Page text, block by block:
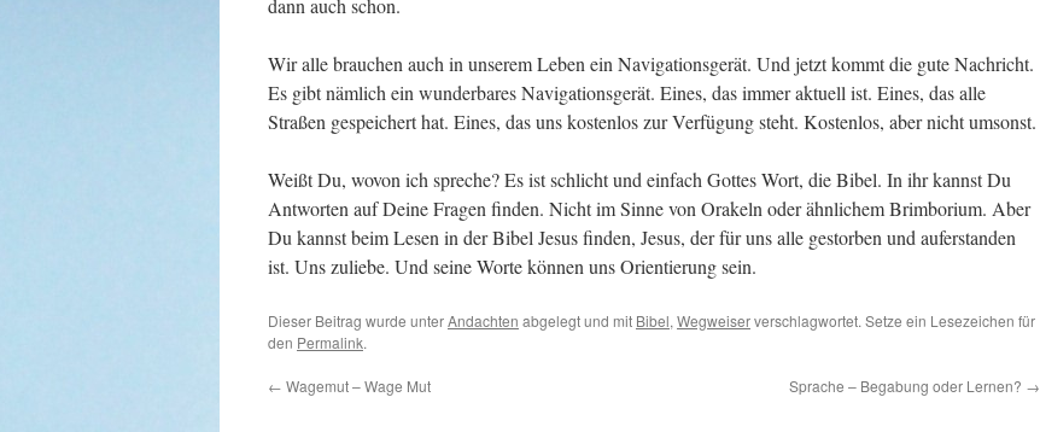
dann auch schon.
Wir alle brauchen auch in unserem Leben ein Navigationsgerät. Und jetzt kommt die gute Nachricht.
Es gibt nämlich ein wunderbares Navigationsgerät. Eines, das immer aktuell ist. Eines, das alle
Straßen gespeichert hat. Eines, das uns kostenlos zur Verfügung steht. Kostenlos, aber nicht umsonst.
Weißt Du, wovon ich spreche? Es ist schlicht und einfach Gottes Wort, die Bibel. In ihr kannst Du
Antworten auf Deine Fragen finden. Nicht im Sinne von Orakeln oder ähnlichem Brimborium. Aber
Du kannst beim Lesen in der Bibel Jesus finden, Jesus, der für uns alle gestorben und auferstanden
ist. Uns zuliebe. Und seine Worte können uns Orientierung sein.
Dieser Beitrag wurde unterAndachten abgelegt und mit Bibel, Wegweiserverschlagwortet. Setze ein Lesezeichen für
den Permalink.
← Wagemut – Wage Mut Sprache – Begabung oder Lernen? →